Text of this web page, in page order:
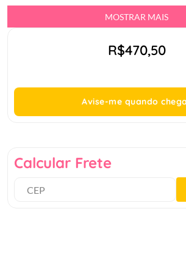
ancestrais em pequena quantidade,
produto com nivel de amido reduzido,
naturalmente, utilizacao da Vitamina E
transgenico. Uma racao cientificamente
respeitar a natureza e o metabolismo de
e aromas artificiais, com long life
completo e balanceado feito de carnes
indice glicemicobr Ingrediantes de alta
de sabor como, frango, roma, aveia e
MOSTRAR MAIS
R$470,50
Avise-me quando
Calcular Frete